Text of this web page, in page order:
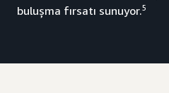
buluşma fırsatı sunuyor.5